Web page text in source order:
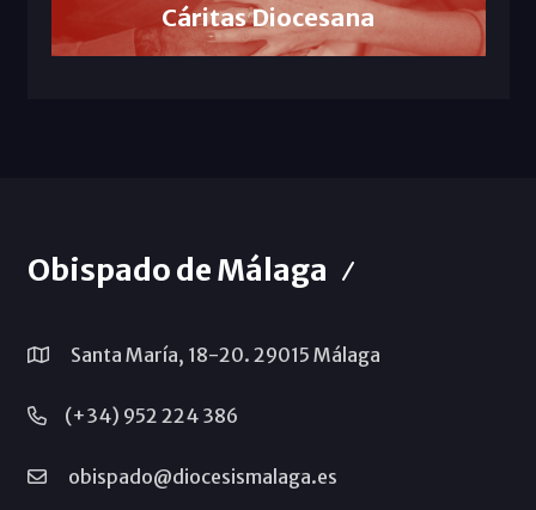
Cáritas Diocesana
Obispado de Málaga
Santa María, 18-20. 29015 Málaga
(+34) 952 224 386
obispado@diocesismalaga.es